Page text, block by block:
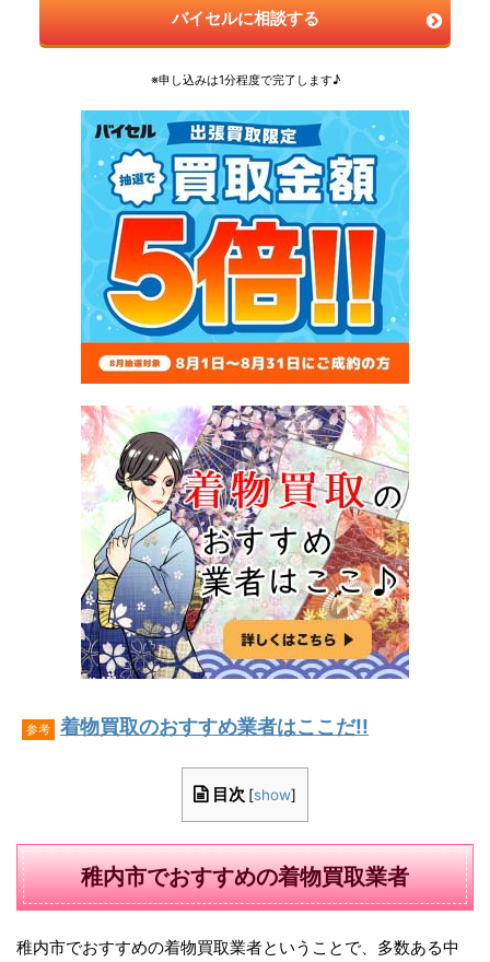
バイセルに相談する
※申し込みは1分程度で完了します♪
参考 着物買取のおすすめ業者はここだ!!
目次 [show]
稚内市でおすすめの着物買取業者
稚内市でおすすめの着物買取業者ということで、多数ある中